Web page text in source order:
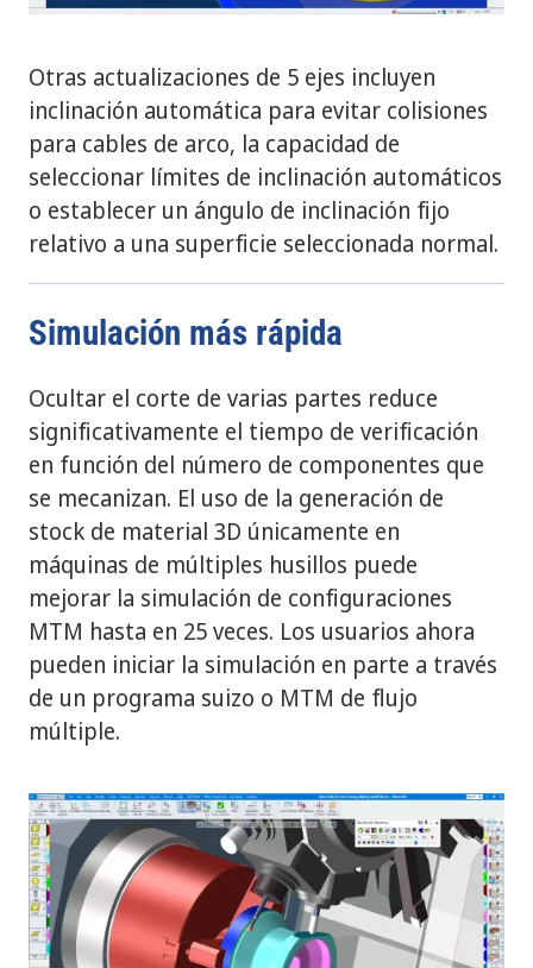
Otras actualizaciones de 5 ejes incluyen
inclinación automática para evitar colisiones
para cables de arco, la capacidad de
seleccionar límites de inclinación automáticos
o establecer un ángulo de inclinación fijo
relativo a una superficie seleccionada normal.
Simulación más rápida
Ocultar el corte de varias partes reduce
significativamente el tiempo de verificación
en función del número de componentes que
se mecanizan. El uso de la generación de
stock de material 3D únicamente en
máquinas de múltiples husillos puede
mejorar la simulación de configuraciones
MTM hasta en 25 veces. Los usuarios ahora
pueden iniciar la simulación en parte a través
de un programa suizo o MTM de flujo
múltiple.